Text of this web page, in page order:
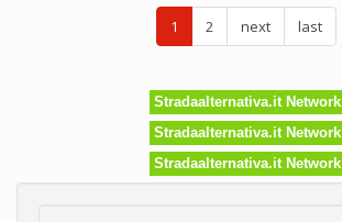
1 2 next last
Stradaalternativa.it Network
Stradaalternativa.it Network
Stradaalternativa.it Network